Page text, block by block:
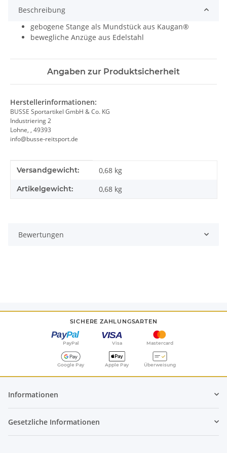
Beschreibung
gebogene Stange als Mundstück aus Kaugan®
bewegliche Anzüge aus Edelstahl
Angaben zur Produktsicherheit
Herstellerinformationen:
BUSSE Sportartikel GmbH & Co. KG
Industriering 2
Lohne, , 49393
info@busse-reitsport.de
Produkteigenschaft
Wert
Versandgewicht: 0,68 kg
Artikelgewicht: 0,68 kg
Bewertungen
SICHERE ZAHLUNGSARTEN
PayPal Visa Mastercard
Google Pay Apple Pay Überweisung
Informationen
Gesetzliche Informationen